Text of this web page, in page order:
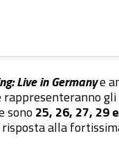
Live in Germanye
sono 25, 26, 27, 29
alla